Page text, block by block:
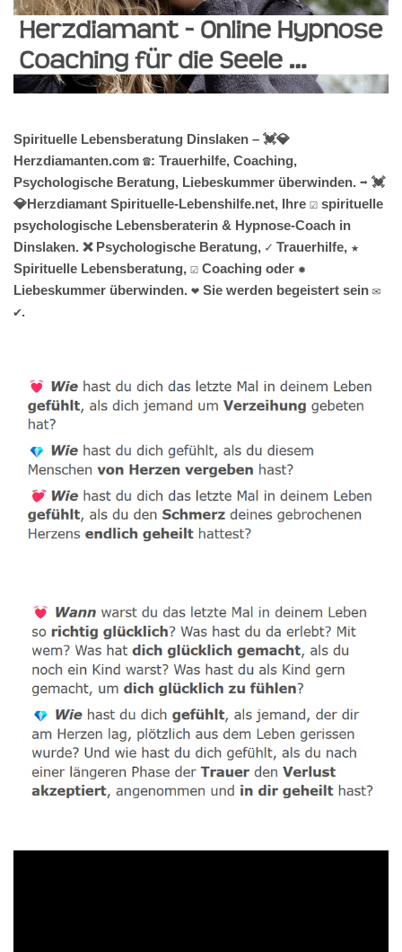
Spirituelle Lebensberatung Dinslaken – 💓️💎
Herzdiamanten.com ☎️: Trauerhilfe, Coaching,
Psychologische Beratung, Liebeskummer überwinden. ➡️ 💓️
💎Herzdiamant Spirituelle-Lebenshilfe.net, Ihre ☑️ spirituelle
psychologische Lebensberaterin & Hypnose-Coach in
Dinslaken. ❌ Psychologische Beratung, ✓ Trauerhilfe, ★
Spirituelle Lebensberatung, ☑️ Coaching oder ✹
Liebeskummer überwinden. ❤ Sie werden begeistert sein ✉
✔.